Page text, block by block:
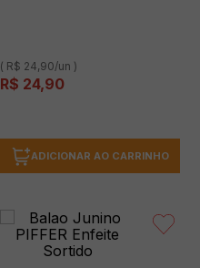
( R$ 24,90/un )
R$ 24,90
ADICIONAR AO CARRINHO